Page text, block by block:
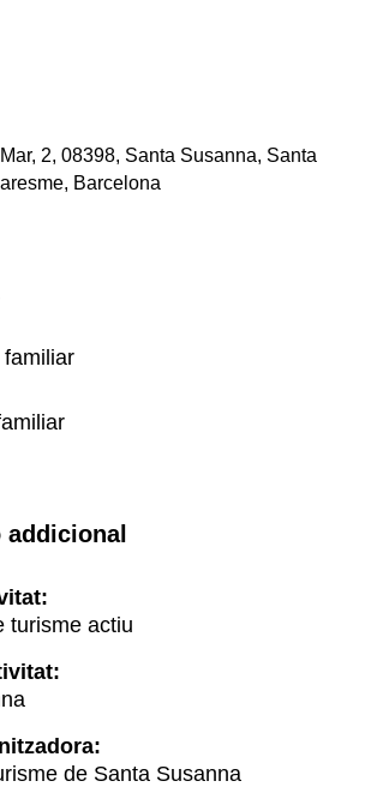
2, 08398, Santa Susanna, Santa
Barcelona
addicional
turisme actiu
de Santa Susanna